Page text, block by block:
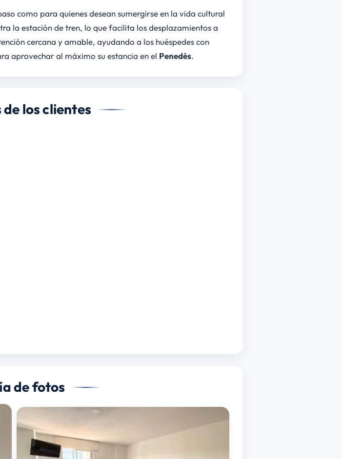
como para quienes desean sumergirse en la vida cultural
la estación de tren, lo que facilita los desplazamientos a
cercana y amable, ayudando a los huéspedes con
aprovechar al máximo su estancia en el Penedès.
los clientes
de fotos